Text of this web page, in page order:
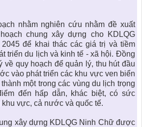
nhằm nghiên cứu nhằm đề xuất
chung xây dựng cho KDLQG
2045 để khai thác các giá trị và tiềm
triển du lịch và kinh tế - xã hội. Đồng
quy hoạch để quản lý, thu hút đầu
vào phát triển các khu vực ven biển
một trong các vùng du lịch trọng
đến hấp dẫn, khác biệt, có sức
khu vực, cả nước và quốc tế.
xây dựng KDLQG Ninh Chữđược